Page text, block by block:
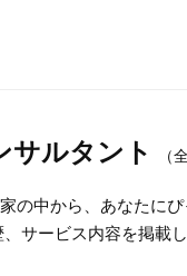
サルタント （
の中から、あなたに
サービス内容を掲載し